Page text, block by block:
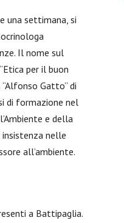
una settimana, si
Il nome sul
per il buon
Gatto” di
di formazione nel
e della
insistenza nelle
all’ambiente.
a Battipaglia.